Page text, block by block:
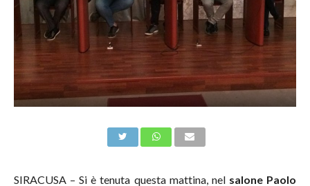
SIRACUSA – Si è tenuta questa mattina, nel salone Paolo